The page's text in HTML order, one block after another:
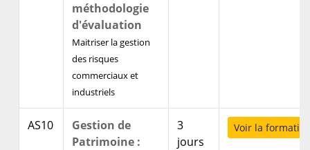
méthodologie
d'évaluation
Maitriser la gestion
des risques
commerciaux et
industriels
AS10
Gestion de
Patrimoine :
3
jours
Voir la